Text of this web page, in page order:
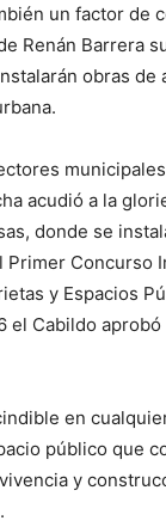
un factor de
Renán Barrera
obras de
acudió a la
donde se
Primer Concurso
y Espacios
el Cabildo
en
público que
y